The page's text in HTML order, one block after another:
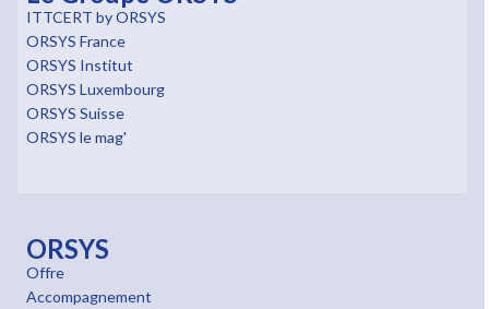
ITTCERT by ORSYS
ORSYS France
ORSYS Institut
ORSYS Luxembourg
ORSYS Suisse
ORSYS le mag'
ORSYS
Offre
Accompagnement